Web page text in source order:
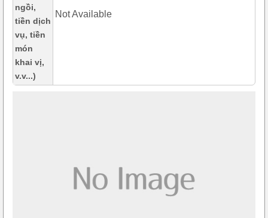
ngồi,
tiền dịch
vụ, tiền
món
khai vị,
v.v...)
Not Available